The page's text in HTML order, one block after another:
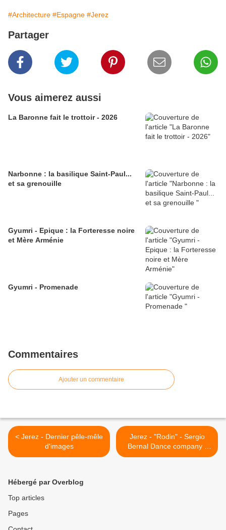
#Architecture #Espagne #Jerez
Partager
Vous aimerez aussi
La Baronne fait le trottoir - 2026
Narbonne : la basilique Saint-Paul...
et sa grenouille
Gyumri - Epique : la Forteresse noire
et Mère Arménie
Gyumri - Promenade
Commentaires
Ajouter un commentaire
< Jerez - Dernier pêle-mêle
d'images
Jerez - "Rodin" - Sergio
Bernal Dance company -
Teatro Villamarta >
Hébergé par Overblog
Top articles
Pages